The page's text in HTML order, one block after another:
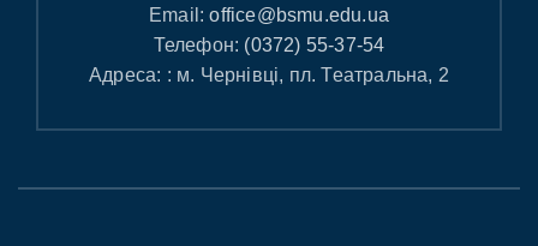
Email:office@bsmu.edu.ua
Телефон: (0372) 55-37-54
Адреса: : м. Чернівці, пл. Театральна, 2